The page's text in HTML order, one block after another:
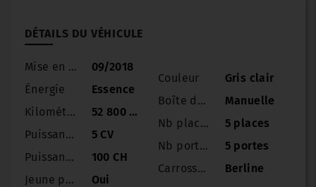
DÉTAILS DU VÉHICULE
Mise en circulation
09/2018
Énergie
Essence
Kilométrage
52 800 km
Puissance
5 CV
Puissance réelle
100 CH
Jeune permis
Oui
Couleur
Gris clair
Boîte de vitesse
Manuelle
Nb places
5 places
Nb portes
5 portes
Carrosserie
Berline